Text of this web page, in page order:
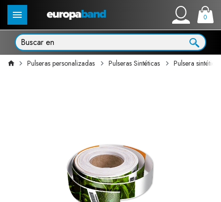
0
Pulseras personalizadas Pulseras Sintéticas Pulsera